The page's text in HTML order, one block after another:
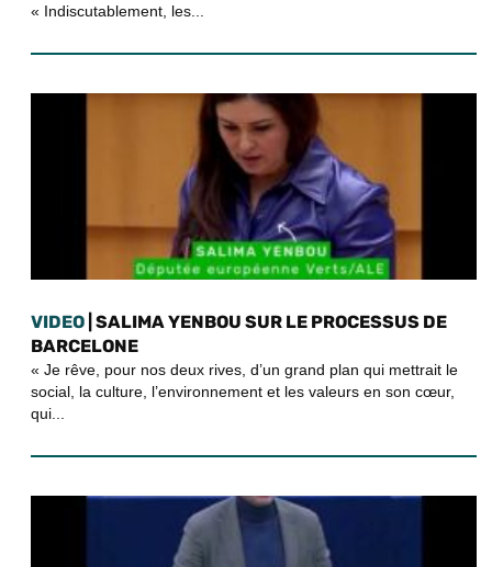
« Indiscutablement, les...
VIDEO | SALIMA YENBOU SUR LE PROCESSUS DE
BARCELONE
« Je rêve, pour nos deux rives, d’un grand plan qui mettrait le
social, la culture, l’environnement et les valeurs en son cœur,
qui...